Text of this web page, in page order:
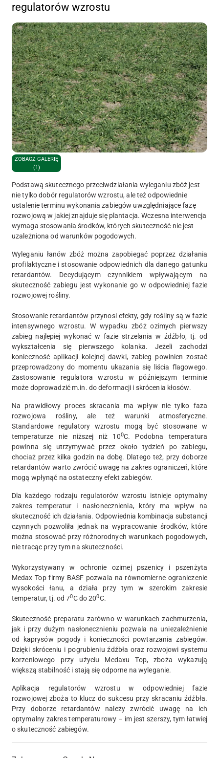
regulatorów wzrostu
ZOBACZ GALERIĘ
(1)
Podstawą skutecznego przeciwdziałania wyleganiu zbóż jest
nie tylko dobór regulatorów wzrostu, ale też odpowiednie
ustalenie terminu wykonania zabiegów uwzględniające fazę
rozwojową w jakiej znajduje się plantacja. Wczesna interwencja
wymaga stosowania środków, których skuteczność nie jest
uzależniona od warunków pogodowych.
Wyleganiu łanów zbóż można zapobiegać poprzez działania
profilaktyczne i stosowanie odpowiednich dla danego gatunku
retardantów. Decydującym czynnikiem wpływającym na
skuteczność zabiegu jest wykonanie go w odpowiedniej fazie
rozwojowej rośliny.
Stosowanie retardantów przynosi efekty, gdy rośliny są w fazie
intensywnego wzrostu. W wypadku zbóż ozimych pierwszy
zabieg najlepiej wykonać w fazie strzelania w źdźbło, tj. od
wykształcenia się pierwszego kolanka. Jeżeli zachodzi
konieczność aplikacji kolejnej dawki, zabieg powinien zostać
przeprowadzony do momentu ukazania się liścia flagowego.
Zastosowanie regulatora wzrostu w późniejszym terminie
może doprowadzić m.in. do deformacji i skrócenia kłosów.
Na prawidłowy proces skracania ma wpływ nie tylko faza
rozwojowa rośliny, ale też warunki atmosferyczne.
Standardowe regulatory wzrostu mogą być stosowane w
temperaturze nie niższej niż 100C. Podobna temperatura
powinna się utrzymywać przez około tydzień po zabiegu,
chociaż przez kilka godzin na dobę. Dlatego też, przy doborze
retardantów warto zwrócić uwagę na zakres ograniczeń, które
mogą wpłynąć na ostateczny efekt zabiegów.
Dla każdego rodzaju regulatorów wzrostu istnieje optymalny
zakres temperatur i nasłonecznienia, który ma wpływ na
skuteczność ich działania. Odpowiednia kombinacja substancji
czynnych pozwoliła jednak na wypracowanie środków, które
można stosować przy różnorodnych warunkach pogodowych,
nie tracąc przy tym na skuteczności.
Wykorzystywany w ochronie ozimej pszenicy i pszenżyta
Medax Top firmy BASF pozwala na równomierne ograniczenie
wysokości łanu, a działa przy tym w szerokim zakresie
temperatur, tj. od 70C do 200C.
Skuteczność preparatu zarówno w warunkach zachmurzenia,
jak i przy dużym nasłonecznieniu pozwala na uniezależnienie
od kaprysów pogody i konieczności powtarzania zabiegów.
Dzięki skróceniu i pogrubieniu źdźbła oraz rozwojowi systemu
korzeniowego przy użyciu Medaxu Top, zboża wykazują
większą stabilność i stają się odporne na wyleganie.
Aplikacja regulatorów wzrostu w odpowiedniej fazie
rozwojowej zboża to klucz do sukcesu przy skracaniu źdźbła.
Przy doborze retardantów należy zwrócić uwagę na ich
optymalny zakres temperaturowy – im jest szerszy, tym łatwiej
o skuteczność zabiegów.